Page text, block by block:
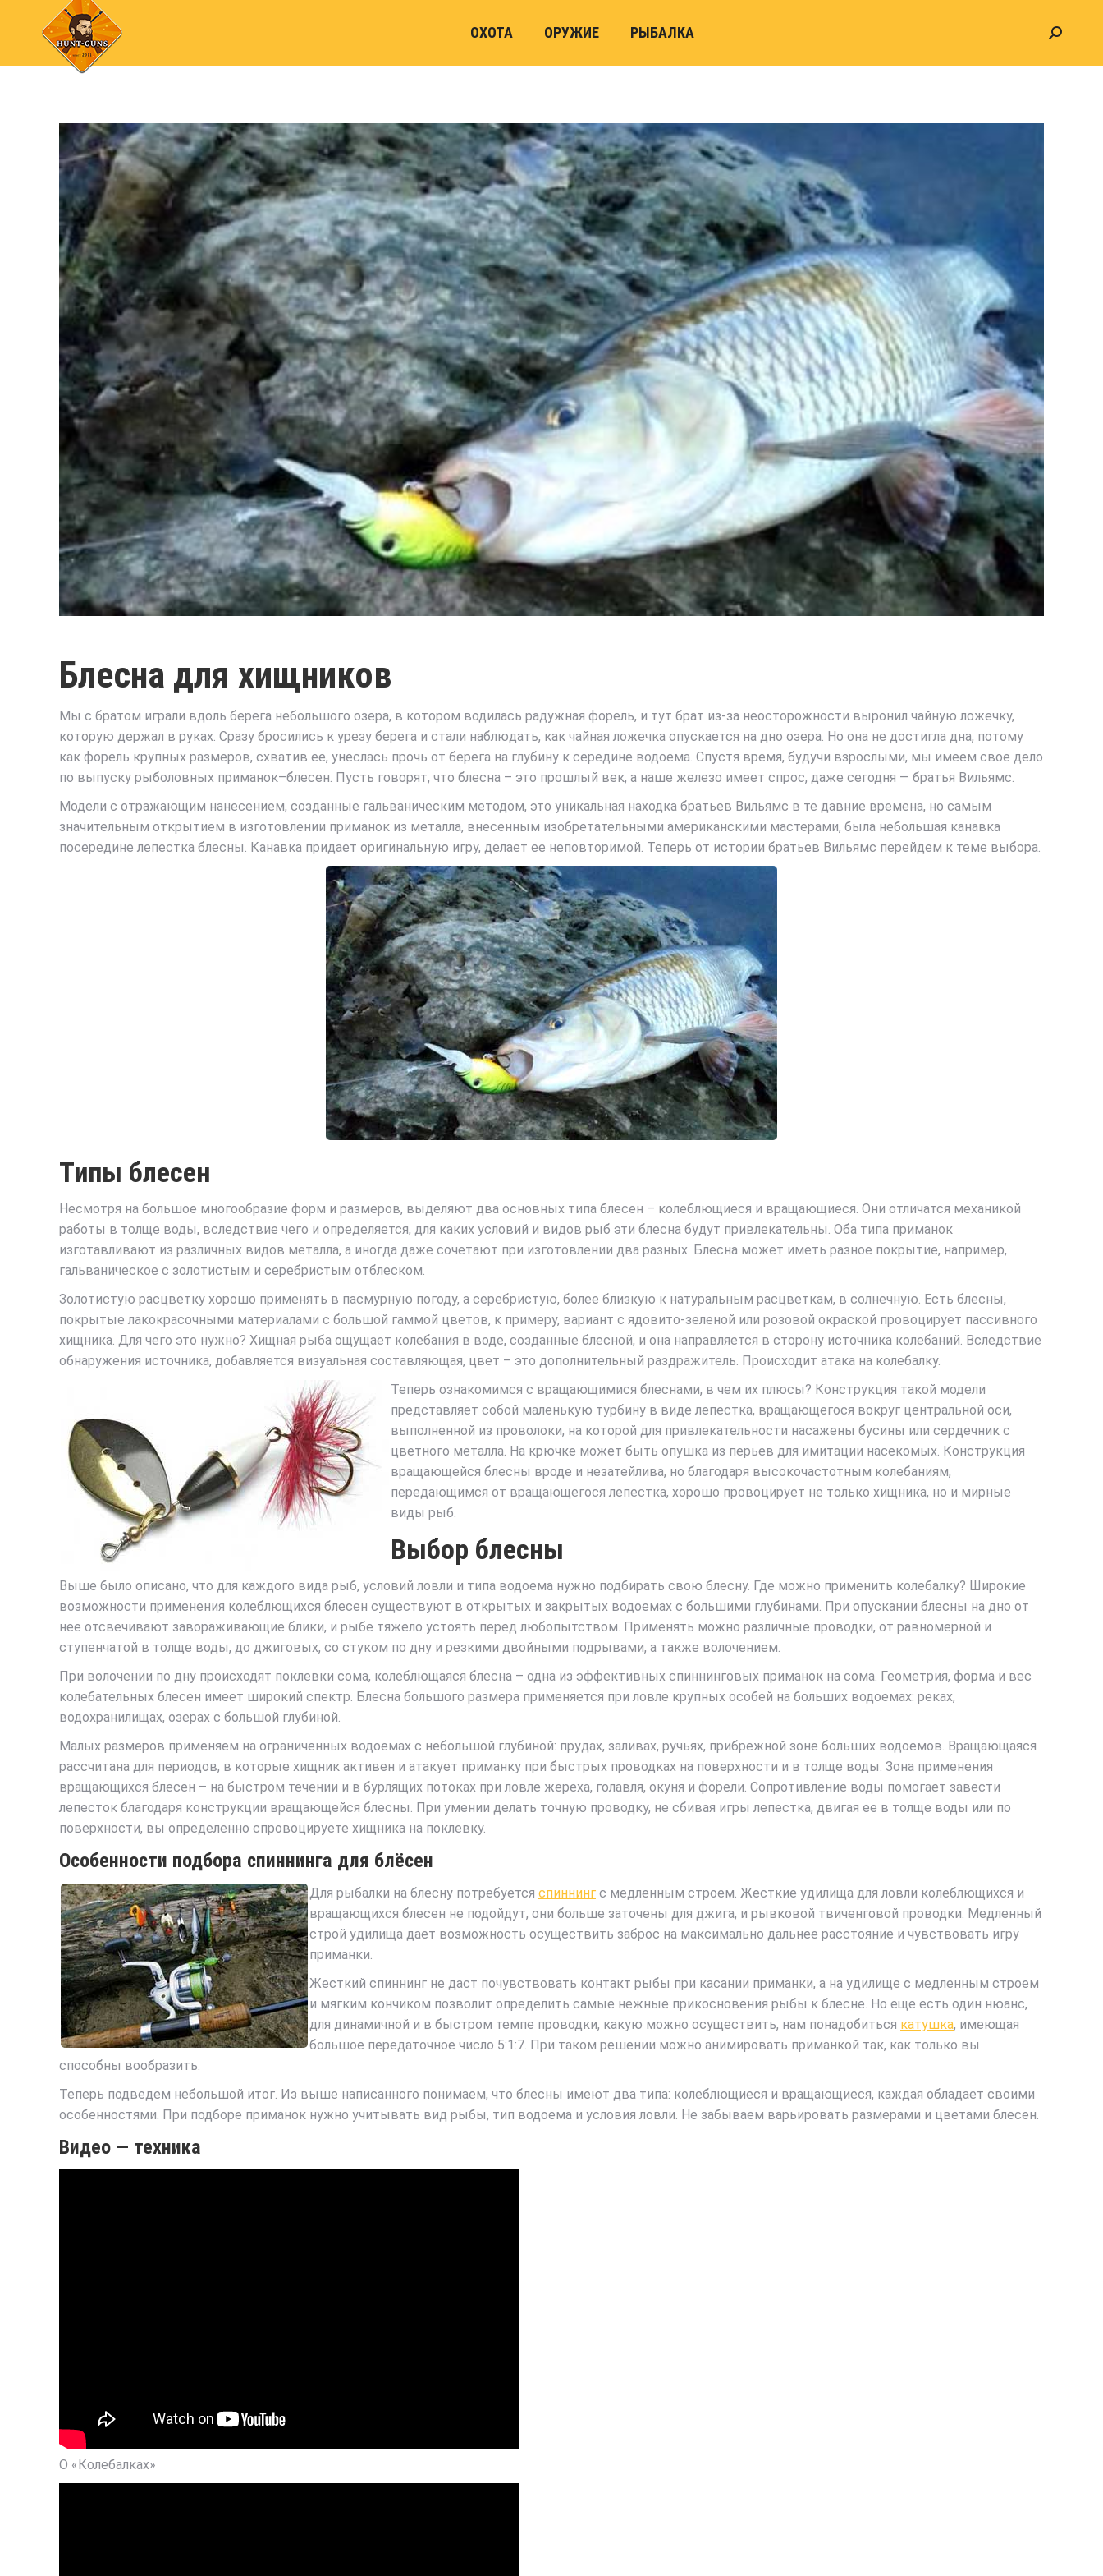
ОХОТА ОРУЖИЕ РЫБАЛКА Search:
Блесна для хищников
Мы с братом играли вдоль берега небольшого озера, в котором водилась радужная форель, и тут брат из-за неосторожности выронил чайную ложечку,
которую держал в руках. Сразу бросились к урезу берега и стали наблюдать, как чайная ложечка опускается на дно озера. Но она не достигла дна, потому
как форель крупных размеров, схватив ее, унеслась прочь от берега на глубину к середине водоема. Спустя время, будучи взрослыми, мы имеем свое дело
по выпуску рыболовных приманок–блесен. Пусть говорят, что блесна – это прошлый век, а наше железо имеет спрос, даже сегодня — братья Вильямс.
Модели с отражающим нанесением, созданные гальваническим методом, это уникальная находка братьев Вильямс в те давние времена, но самым
значительным открытием в изготовлении приманок из металла, внесенным изобретательными американскими мастерами, была небольшая канавка
посередине лепестка блесны. Канавка придает оригинальную игру, делает ее неповторимой. Теперь от истории братьев Вильямс перейдем к теме выбора.
Типы блесен
Несмотря на большое многообразие форм и размеров, выделяют два основных типа блесен – колеблющиеся и вращающиеся. Они отличатся механикой
работы в толще воды, вследствие чего и определяется, для каких условий и видов рыб эти блесна будут привлекательны. Оба типа приманок
изготавливают из различных видов металла, а иногда даже сочетают при изготовлении два разных. Блесна может иметь разное покрытие, например,
гальваническое с золотистым и серебристым отблеском.
Золотистую расцветку хорошо применять в пасмурную погоду, а серебристую, более близкую к натуральным расцветкам, в солнечную. Есть блесны,
покрытые лакокрасочными материалами с большой гаммой цветов, к примеру, вариант с ядовито-зеленой или розовой окраской провоцирует пассивного
хищника. Для чего это нужно? Хищная рыба ощущает колебания в воде, созданные блесной, и она направляется в сторону источника колебаний. Вследствие
обнаружения источника, добавляется визуальная составляющая, цвет – это дополнительный раздражитель. Происходит атака на колебалку.
Теперь ознакомимся с вращающимися блеснами, в чем их плюсы? Конструкция такой модели
представляет собой маленькую турбину в виде лепестка, вращающегося вокруг центральной оси,
выполненной из проволоки, на которой для привлекательности насажены бусины или сердечник с
цветного металла. На крючке может быть опушка из перьев для имитации насекомых. Конструкция
вращающейся блесны вроде и незатейлива, но благодаря высокочастотным колебаниям,
передающимся от вращающегося лепестка, хорошо провоцирует не только хищника, но и мирные
виды рыб.
Выбор блесны
Выше было описано, что для каждого вида рыб, условий ловли и типа водоема нужно подбирать свою блесну. Где можно применить колебалку? Широкие
возможности применения колеблющихся блесен существуют в открытых и закрытых водоемах с большими глубинами. При опускании блесны на дно от
нее отсвечивают завораживающие блики, и рыбе тяжело устоять перед любопытством. Применять можно различные проводки, от равномерной и
ступенчатой в толще воды, до джиговых, со стуком по дну и резкими двойными подрывами, а также волочением.
При волочении по дну происходят поклевки сома, колеблющаяся блесна – одна из эффективных спиннинговых приманок на сома. Геометрия, форма и вес
колебательных блесен имеет широкий спектр. Блесна большого размера применяется при ловле крупных особей на больших водоемах: реках,
водохранилищах, озерах с большой глубиной.
Малых размеров применяем на ограниченных водоемах с небольшой глубиной: прудах, заливах, ручьях, прибрежной зоне больших водоемов. Вращающаяся
рассчитана для периодов, в которые хищник активен и атакует приманку при быстрых проводках на поверхности и в толще воды. Зона применения
вращающихся блесен – на быстром течении и в бурлящих потоках при ловле жереха, голавля, окуня и форели. Сопротивление воды помогает завести
лепесток благодаря конструкции вращающейся блесны. При умении делать точную проводку, не сбивая игры лепестка, двигая ее в толще воды или по
поверхности, вы определенно спровоцируете хищника на поклевку.
Особенности подбора спиннинга для блёсен
Для рыбалки на блесну потребуется спиннинг с медленным строем. Жесткие удилища для ловли колеблющихся и
вращающихся блесен не подойдут, они больше заточены для джига, и рывковой твиченговой проводки. Медленный
строй удилища дает возможность осуществить заброс на максимально дальнее расстояние и чувствовать игру
приманки.
Жесткий спиннинг не даст почувствовать контакт рыбы при касании приманки, а на удилище с медленным строем
и мягким кончиком позволит определить самые нежные прикосновения рыбы к блесне. Но еще есть один нюанс,
для динамичной и в быстром темпе проводки, какую можно осуществить, нам понадобиться катушка, имеющая
большое передаточное число 5:1:7. При таком решении можно анимировать приманкой так, как только вы
способны вообразить.
Теперь подведем небольшой итог. Из выше написанного понимаем, что блесны имеют два типа: колеблющиеся и вращающиеся, каждая обладает своими
особенностями. При подборе приманок нужно учитывать вид рыбы, тип водоема и условия ловли. Не забываем варьировать размерами и цветами блесен.
Видео — техника
О «Колебалках»